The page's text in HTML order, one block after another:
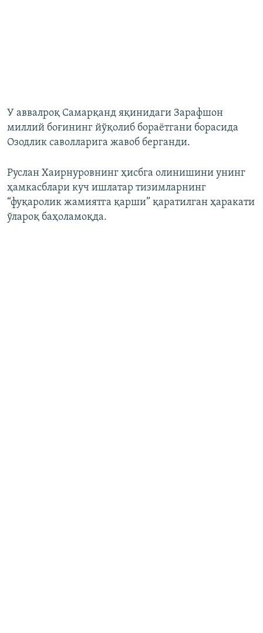
У аввалроқ Самарқанд яқинидаги Зарафшон
миллий боғининг йўқолиб бораётгани борасида
Озодлик саволларига жавоб берганди.
Руслан Хаирнуровнинг ҳисбга олинишини унинг
ҳамкасблари куч ишлатар тизимларнинг
“фуқаролик жамиятга қарши” қаратилган ҳаракати
ўлароқ баҳоламоқда.